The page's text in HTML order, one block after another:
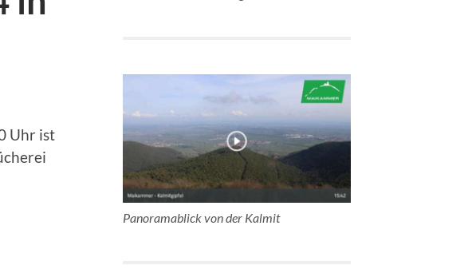
Uhr ist
Panoramablick von der Kalmit